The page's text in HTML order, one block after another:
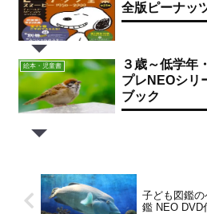
全版ピーナッ
絵本・児童書
３歳～低学年
プレNEOシリ
ブック
子ども図鑑
鑑 NEO DVD